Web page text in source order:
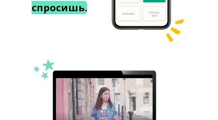
спросишь.